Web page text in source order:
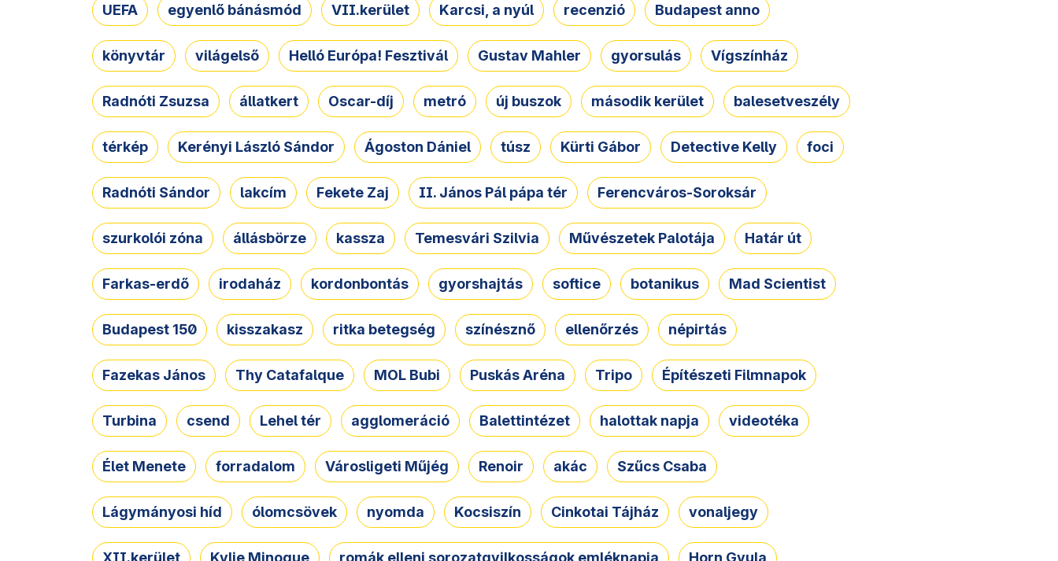
UEFA egyenlő bánásmód VII.kerület Karcsi, a nyúl recenzió Budapest anno
könyvtár világelső Helló Európa! Fesztivál Gustav Mahler gyorsulás Vígszínház
Radnóti Zsuzsa állatkert Oscar-díj metró új buszok második kerület balesetveszély
térkép Kerényi László Sándor Ágoston Dániel túsz Kürti Gábor Detective Kelly foci
Radnóti Sándor lakcím Fekete Zaj II. János Pál pápa tér Ferencváros-Soroksár
szurkolói zóna állásbörze kassza Temesvári Szilvia Művészetek Palotája Határ út
Farkas-erdő irodaház kordonbontás gyorshajtás softice botanikus Mad Scientist
Budapest 150 kisszakasz ritka betegség színésznő ellenőrzés népirtás
Fazekas János Thy Catafalque MOL Bubi Puskás Aréna Tripo Építészeti Filmnapok
Turbina csend Lehel tér agglomeráció Balettintézet halottak napja videotéka
Élet Menete forradalom Városligeti Műjég Renoir akác Szűcs Csaba
Lágymányosi híd ólomcsövek nyomda Kocsiszín Cinkotai Tájház vonaljegy
XII.kerület Kylie Minogue romák elleni sorozatgyilkosságok emléknapja Horn Gyula